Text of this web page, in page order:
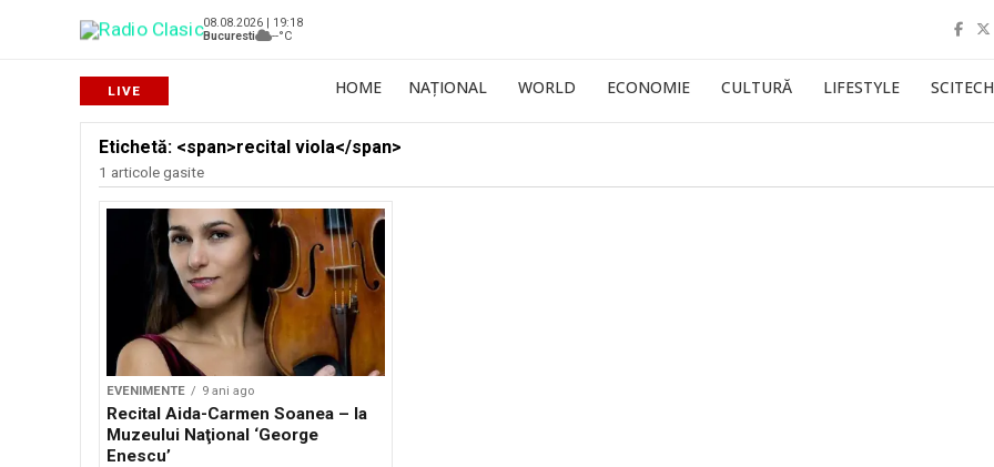
08.08.2026 | 19:18
Bucuresti
--°C
HOME NAȚIONAL WORLD ECONOMIE CULTURĂ LIFESTYLE SCITECH
Etichetă: <span>recital viola</span>
1 articole gasite
EVENIMENTE 9 ani ago
Recital Aida-Carmen Soanea – la
Muzeului Naţional ‘George
Enescu’